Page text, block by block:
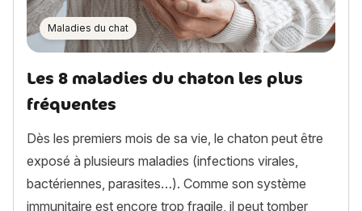
Maladies du chat
Les 8 maladies du chaton les plus
fréquentes
Dès les premiers mois de sa vie, le chaton peut être
exposé à plusieurs maladies (infections virales,
bactériennes, parasites…). Comme son système
immunitaire est encore trop fragile, il peut tomber